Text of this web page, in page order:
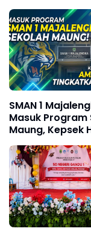
SMAN 1
Masuk Program
Maung, Kepsek
Mohamad Ali: Ini
Amanah Besar
Tingkatkan
Pendidikan